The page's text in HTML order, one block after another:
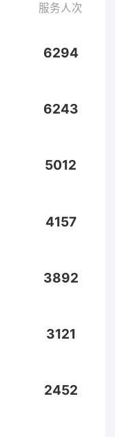
服务人次
6294
6243
5012
4157
3892
3121
2452